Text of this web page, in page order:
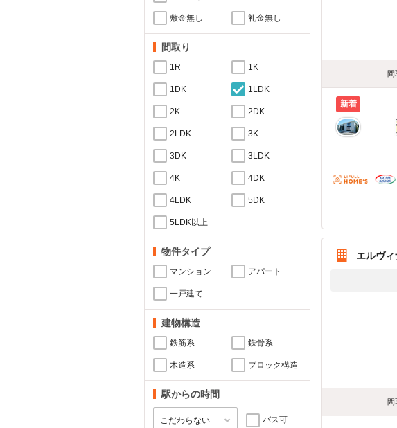
敷金無し 礼金無し
間取り
1R 1K
1DK 1LDK
2K 2DK
2LDK 3K
3DK 3LDK
4K 4DK
4LDK 5DK
5LDK以上
物件タイプ
マンション アパート
一戸建て
建物構造
鉄筋系 鉄骨系
木造系 ブロック構造
駅からの時間
バス可
間
新着
エルヴ
間